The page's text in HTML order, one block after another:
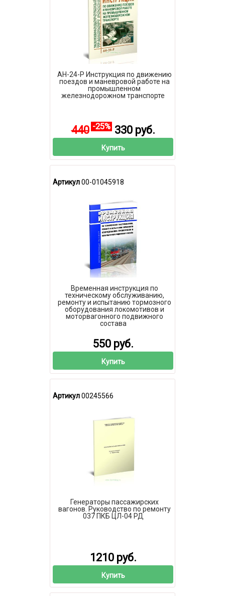
АН-24-Р Инструкция по движению
поездов и маневровой работе на
промышленном
железнодорожном транспорте
440 -25%330 руб.
Купить
Артикул00-01045918
Временная инструкция по
техническому обслуживанию,
ремонту и испытанию тормозного
оборудования локомотивов и
моторвагонного подвижного
состава
550 руб.
Купить
Артикул00245566
Генераторы пассажирских
вагонов. Руководство по ремонту
037 ПКБ ЦЛ-04 РД
1210 руб.
Купить